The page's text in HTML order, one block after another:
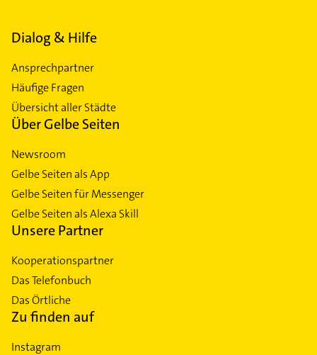
Dialog & Hilfe
Ansprechpartner
Häufige Fragen
Übersicht aller Städte
Über Gelbe Seiten
Newsroom
Gelbe Seiten als App
Gelbe Seiten für Messenger
Gelbe Seiten als Alexa Skill
Unsere Partner
Kooperationspartner
Das Telefonbuch
Das Örtliche
Zu finden auf
Instagram